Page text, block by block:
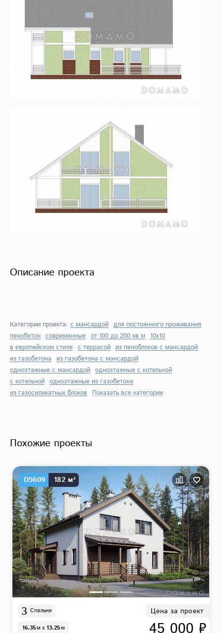
Описание проекта
Категории проекта: с мансардой для постоянного проживания
пенобетон современные от 100 до 200 кв.м
10х10
в европейском стиле с террасой из пеноблоков с мансардой
из газобетона
из газобетона с мансардой
одноэтажные с мансардой одноэтажные с котельной
с котельной одноэтажные из газобетона
из газосиликатных блоков
Показать все категории
Похожие проекты
D5609 182 м²
3 Спальни
16.35м x 13.25м
Цена за проект
45 000 ₽